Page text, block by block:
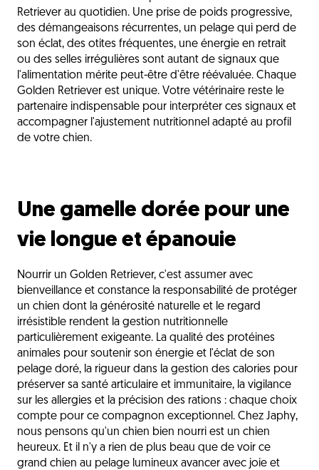
Retriever au quotidien. Une prise de poids progressive,
des démangeaisons récurrentes, un pelage qui perd de
son éclat, des otites fréquentes, une énergie en retrait
ou des selles irrégulières sont autant de signaux que
l'alimentation mérite peut-être d'être réévaluée. Chaque
Golden Retriever est unique. Votre vétérinaire reste le
partenaire indispensable pour interpréter ces signaux et
accompagner l'ajustement nutritionnel adapté au profil
de votre chien.
Une gamelle dorée pour une
vie longue et épanouie
Nourrir un Golden Retriever, c'est assumer avec
bienveillance et constance la responsabilité de protéger
un chien dont la générosité naturelle et le regard
irrésistible rendent la gestion nutritionnelle
particulièrement exigeante. La qualité des protéines
animales pour soutenir son énergie et l'éclat de son
pelage doré, la rigueur dans la gestion des calories pour
préserver sa santé articulaire et immunitaire, la vigilance
sur les allergies et la précision des rations : chaque choix
compte pour ce compagnon exceptionnel. Chez Japhy,
nous pensons qu'un chien bien nourri est un chien
heureux. Et il n'y a rien de plus beau que de voir ce
grand chien au pelage lumineux avancer avec joie et